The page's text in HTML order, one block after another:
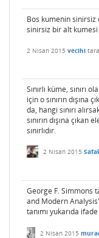
Bos kumenin
sinirsiz bir alt
2 Nisan 2015 vecihi
Sınırlı küme, sınırı
için o sınırın dışına
da, hangi sınırı
sınırın dışına
sınırlıdır.
2 Nisan 2015
George F. Simmons
and Modern Analysis"
tanımı yukarıda
2 Nisan 2015